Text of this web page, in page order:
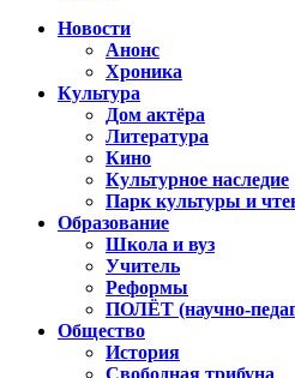
Новости
Анонс
Хроника
Культура
Дом актёра
Литература
Кино
Культурное наследие
Парк культуры и
Образование
Школа и вуз
Учитель
Реформы
ПОЛЁТ (научно-
Общество
История